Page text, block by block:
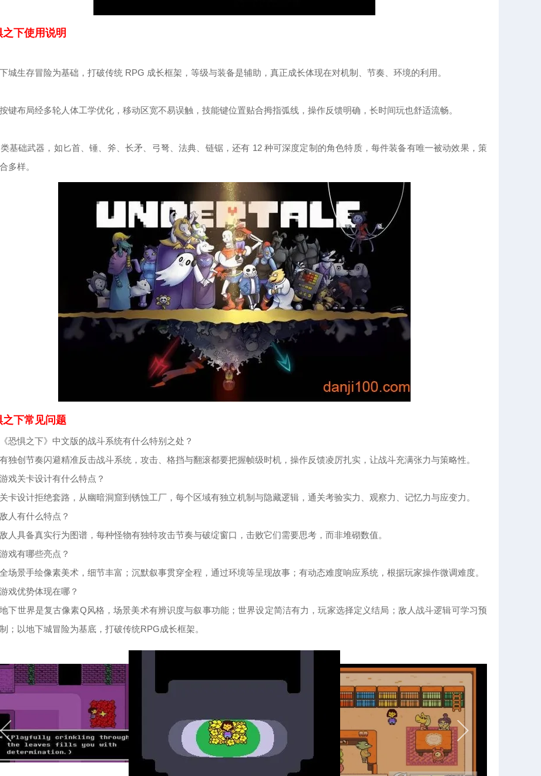
之下使用说明
城生存冒险为基础，打破传统 RPG 成长框架，等级与装备是辅助，真正成长体现在对机制、节奏、环境的利用。
键布局经多轮人体工学优化，移动区宽不易误触，技能键位置贴合拇指弧线，操作反馈明确，长时间玩也舒适流畅。
基础武器，如匕首、锤、斧、长矛、弓弩、法典、链锯，还有 12 种可深度定制的角色特质，每件装备有唯一被动效果，策
多样。
之下常见问题
恐惧之下》中文版的战斗系统有什么特别之处？
独创节奏闪避精准反击战斗系统，攻击、格挡与翻滚都要把握帧级时机，操作反馈凌厉扎实，让战斗充满张力与策略性。
戏关卡设计有什么特点？
卡设计拒绝套路，从幽暗洞窟到锈蚀工厂，每个区域有独立机制与隐藏逻辑，通关考验实力、观察力、记忆力与应变力。
人有什么特点？
人具备真实行为图谱，每种怪物有独特攻击节奏与破绽窗口，击败它们需要思考，而非堆砌数值。
戏有哪些亮点？
场景手绘像素美术，细节丰富；沉默叙事贯穿全程，通过环境等呈现故事；有动态难度响应系统，根据玩家操作微调难度。
戏优势体现在哪？
下世界是复古像素Q风格，场景美术有辨识度与叙事功能；世界设定简洁有力，玩家选择定义结局；敌人战斗逻辑可学习预
；以地下城冒险为基底，打破传统RPG成长框架。